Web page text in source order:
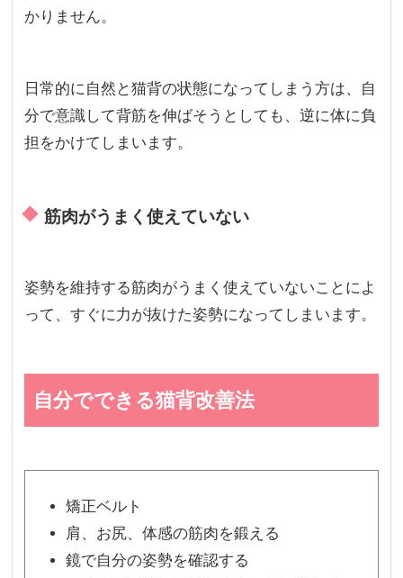
かりません。
日常的に自然と猫背の状態になってしまう方は、自
分で意識して背筋を伸ばそうとしても、逆に体に負
担をかけてしまいます。
筋肉がうまく使えていない
姿勢を維持する筋肉がうまく使えていないことによ
って、すぐに力が抜けた姿勢になってしまいます。
自分でできる猫背改善法
矯正ベルト
肩、お尻、体感の筋肉を鍛える
鏡で自分の姿勢を確認する